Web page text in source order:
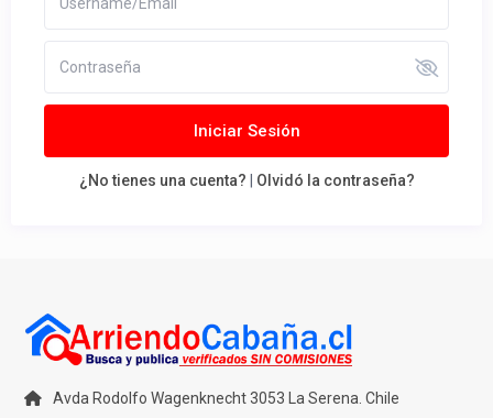
Iniciar Sesión
¿No tienes una cuenta? Olvidó la contraseña?
Avda Rodolfo Wagenknecht 3053 La Serena. Chile